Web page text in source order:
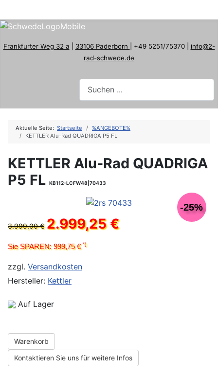
Frankfurter Weg 32 a 33106 Paderborn | +49 5251/75370 | info@2-
rad-schwede.de
Aktuelle Seite: Startseite
%ANGEBOTE%
KETTLER Alu-Rad QUADRIGA P5 FL
KETTLER Alu-Rad QUADRIGA
P5 FL KB112-LCFW48|70433
-25%
3.999,00 € 2.999,25 €
Sie SPAREN: 999,75 €*)
zzgl. Versandkosten
Hersteller: Kettler
Auf Lager
Warenkorb
Kontaktieren Sie uns für weitere Infos